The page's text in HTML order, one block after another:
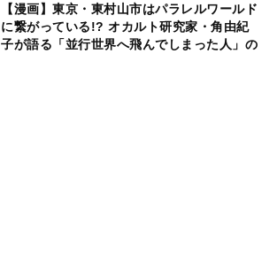
【漫画】東京・東村山市はパラレルワールド
に繋がっている!? オカルト研究家・角由紀
子が語る「並行世界へ飛んでしまった人」の